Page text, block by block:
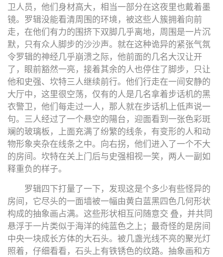
卫人员，他们身材高大，相当一部分在这夜里也戴着墨
镜。罗辑没能看清周围的环境，被这些人簇拥着向前
走，在他们有力的围挤下双脚几乎离地，周围是一片沉
默，只有众人脚步的沙沙声。就在这种诡异的紧张气氛
令罗辑的神经几乎崩溃之际，他前面的几名大汉让开
了，眼前豁然一亮，接着其余的人也停住了脚步，只让
他和史强、坎特三人继续前行。他们行走在一间安静的
大厅中，这里很空荡，仅有的人是几名拿着步话机的黑
衣警卫，他们每走过一人，那人就在步话机上低声说一
句。三人经过了一个悬空的陽台，迎面看到一张色彩斑
斓的玻璃板，上面充满了纷繁的线条，有变形的人和动
物形象夹杂在线条之中。向右拐，他们进入了一个不大
的房间。坎特在关上门后与史强相视一笑，两人一副如
释重负的样子。
罗辑四下打量了一下，发现这是个多少有些怪异的
房间，它尽头的一面墙被一幅由黄白蓝黑四色几何形状
构成的抽象画占满。这些形状相互问随意交 叠，并共同
悬浮于一片类似于海洋的纯蓝色之上；最奇怪的是房间
中央一块成长方体的大石头。被几盏光线不亮的聚光灯
照着，仔细看看，石头上有铁锈色的纹路。抽象画和方